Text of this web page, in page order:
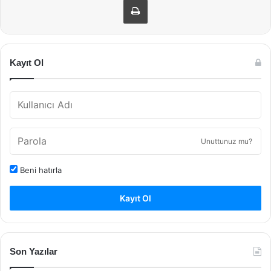
Kayıt Ol
Unuttunuz mu?
Beni hatırla
Kayıt Ol
Son Yazılar